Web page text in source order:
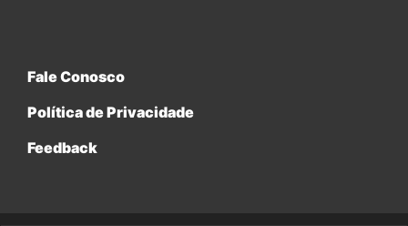
Fale Conosco
Política de Privacidade
Feedback